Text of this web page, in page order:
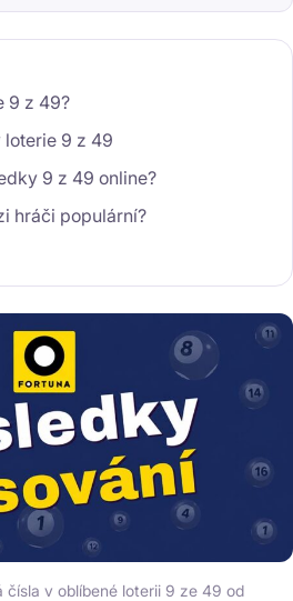
9 z 49?
9 z 49
9 z 49 online?
hráči populární?
v oblíbené loterii 9 ze 49 od